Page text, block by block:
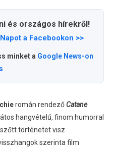
és országos hírekről!
a Facebookon >>
minket a Google News-on
román rendezőCatane
hangvételű, finom humorral
történetet visz
szerinta film